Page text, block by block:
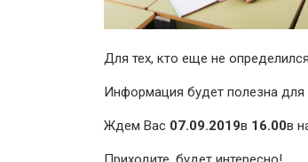
Для тех, кто еще не
Информация будет полезна для
Ждем Вас 07.09.2019в 16.00в